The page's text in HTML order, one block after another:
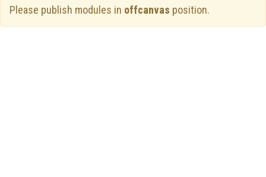
Please publish modules in offcanvas position.